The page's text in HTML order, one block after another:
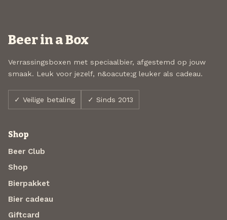
Beer in a Box
Verrassingsboxen met speciaalbier, afgestemd op jouw
smaak. Leuk voor jezelf, n&oacute;g leuker als cadeau.
✓ Veilige betaling ✓ Sinds 2013
Shop
Beer Club
Shop
Bierpakket
Bier cadeau
Giftcard